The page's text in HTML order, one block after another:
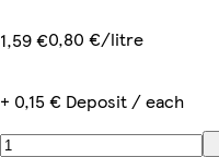
1,59 €0,80 €/litre
+ 0,15 € Deposit / each